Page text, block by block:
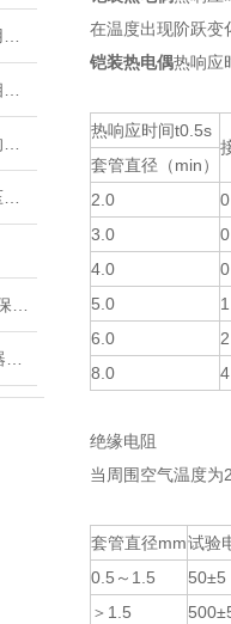
在温度出现阶跃变
铠装热电偶热响应
热响应时间t0.5s
套管直径（min）
2.0
3.0
4.0
5.0
6.0
8.0
绝缘电阻
当周围空气温度
套管直径mm试验
0.5～1.5
50±5
＞1.5